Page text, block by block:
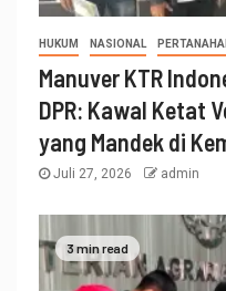
HUKUM NASIONAL
Manuver KTR
DPR: Kawal Ketat
yang Mandek di
Juli 27, 2026 admin
3 min read